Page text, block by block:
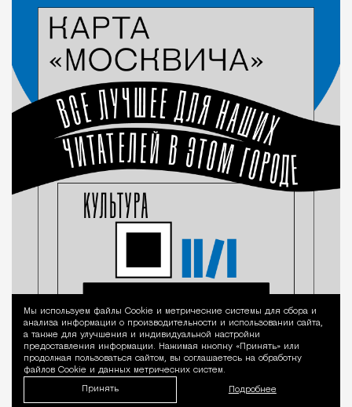
Уведомление
Мы используем файлы Сookie и метрические системы для сбора и
анализа информации о производительности и использовании сайта,
а также для улучшения и индивидуальной настройки
предоставления информации. Нажимая кнопку «Принять» или
продолжая пользоваться сайтом, вы соглашаетесь на обработку
файлов Cookie и данных метрических систем.
Принять Подробнее